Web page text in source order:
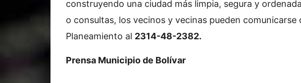
construyendo una ciudad más limpia, segura y
o consultas, los vecinos y vecinas pueden comunicarse
Planeamiento al 2314-48-2382.
Prensa Municipio de Bolívar